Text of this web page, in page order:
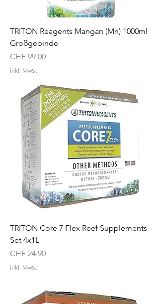
TRITON Reagents Mangan (Mn) 1000ml
Großgebinde
Preis
CHF 99.00
inkl. MwSt
TRITON Core 7 Flex Reef Supplements
Set 4x1L
Preis
CHF 24.90
inkl. MwSt